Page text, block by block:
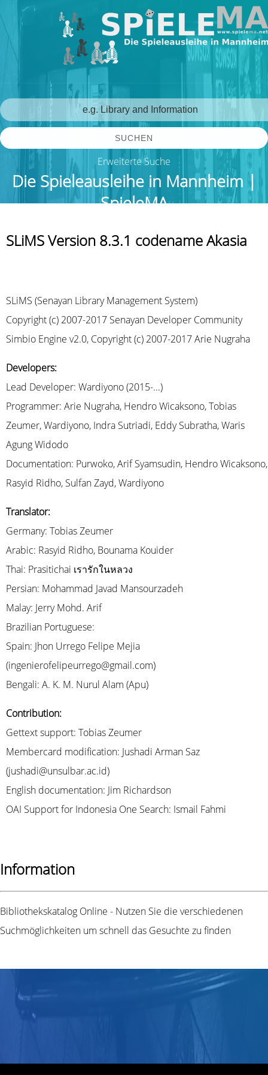
Die Spieleausleihe in Mannheim |
SpieleMA
SUCHEN
Erweiterte Suche
SLiMS Version 8.3.1 codename Akasia
SLiMS (Senayan Library Management System)
Copyright (c) 2007-2017 Senayan Developer Community
Simbio Engine v2.0, Copyright (c) 2007-2017 Arie Nugraha
Developers:
Lead Developer: Wardiyono (2015-...)
Programmer: Arie Nugraha, Hendro Wicaksono, Tobias
Zeumer, Wardiyono, Indra Sutriadi, Eddy Subratha, Waris
Agung Widodo
Documentation: Purwoko, Arif Syamsudin, Hendro Wicaksono,
Rasyid Ridho, Sulfan Zayd, Wardiyono
Translator:
Germany: Tobias Zeumer
Arabic: Rasyid Ridho, Bounama Kouider
Thai: Prasitichai เรารักในหลวง
Persian: Mohammad Javad Mansourzadeh
Malay: Jerry Mohd. Arif
Brazilian Portuguese:
Spain: Jhon Urrego Felipe Mejia
(ingenierofelipeurrego@gmail.com)
Bengali: A. K. M. Nurul Alam (Apu)
Contribution:
Gettext support: Tobias Zeumer
Membercard modification: Jushadi Arman Saz
(jushadi@unsulbar.ac.id)
English documentation: Jim Richardson
OAI Support for Indonesia One Search: Ismail Fahmi
Information
Bibliothekskatalog Online - Nutzen Sie die verschiedenen
Suchmöglichkeiten um schnell das Gesuchte zu finden